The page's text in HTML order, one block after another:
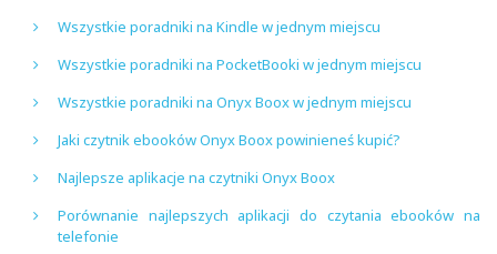
Wszystkie poradniki na Kindle w jednym miejscu
Wszystkie poradniki na PocketBooki w jednym miejscu
Wszystkie poradniki na Onyx Boox w jednym miejscu
Jaki czytnik ebooków Onyx Boox powinieneś kupić?
Najlepsze aplikacje na czytniki Onyx Boox
Porównanie najlepszych aplikacji do czytania ebooków na
telefonie